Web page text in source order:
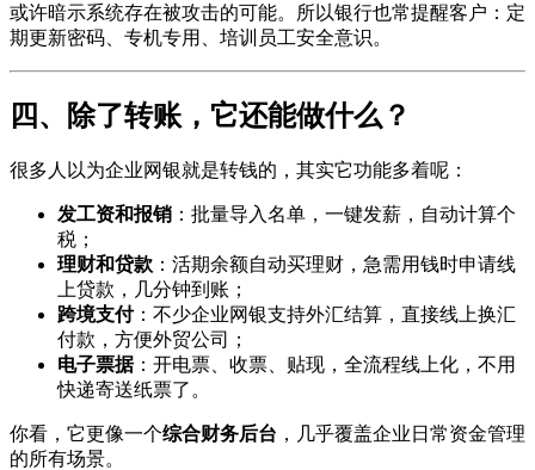
或许暗示系统存在被攻击的可能。所以银行也常提醒客户：定
期更新密码、专机专用、培训员工安全意识。
四、除了转账，它还能做什么？
很多人以为企业网银就是转钱的，其实它功能多着呢：
发工资和报销 ：批量导入名单，一键发薪，自动计算个
税；
理财和贷款 ：活期余额自动买理财，急需用钱时申请线
上贷款，几分钟到账；
跨境支付：不少企业网银支持外汇结算，直接线上换汇
付款，方便外贸公司；
电子票据：开电票、收票、贴现，全流程线上化，不用
快递寄送纸票了。
你看，它更像一个综合财务后台 ，几乎覆盖企业日常资金管理
的所有场景。